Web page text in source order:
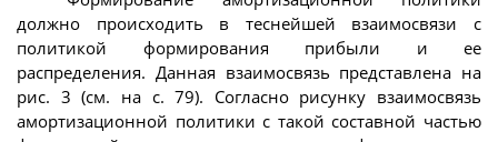
должно происходить в теснейшей взаимосвязи с
политикой формирования прибыли и ее
распределения. Данная взаимосвязь представлена на
рис. 3 (см. на с. 79). Согласно рисунку взаимосвязь
амортизационной политики с такой составной частью